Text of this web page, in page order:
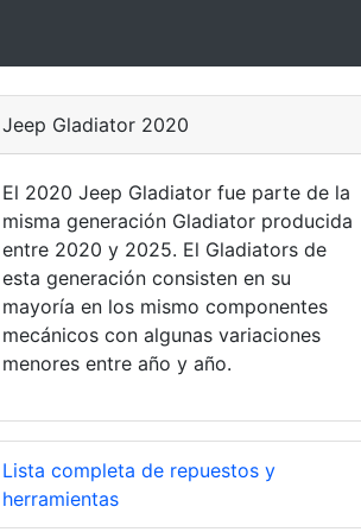
Jeep Gladiator 2020
El 2020 Jeep Gladiator fue parte de la
misma generación Gladiator producida
entre 2020 y 2025. El Gladiators de
esta generación consisten en su
mayoría en los mismo componentes
mecánicos con algunas variaciones
menores entre año y año.
Lista completa de repuestos y
herramientas